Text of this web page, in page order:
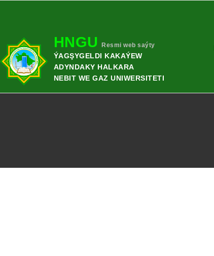
HNGU Resmi web saýty
ÝAGŞYGELDI KAKAÝEW
ADYNDAKY HALKARA
NEBIT WE GAZ UNIWERSITETI